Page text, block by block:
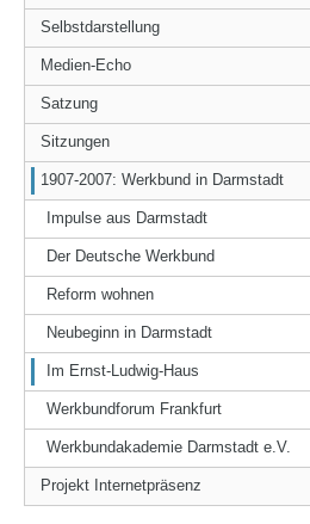
Selbstdarstellung
Medien-Echo
Satzung
Sitzungen
1907-2007: Werkbund in Darmstadt
Impulse aus Darmstadt
Der Deutsche Werkbund
Reform wohnen
Neubeginn in Darmstadt
Im Ernst-Ludwig-Haus
Werkbundforum Frankfurt
Werkbundakademie Darmstadt e.V.
Projekt Internetpräsenz